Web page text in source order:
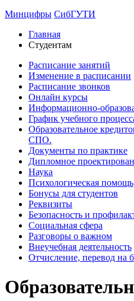
Минцифры СибГУТИ
Главная
Студентам
Расписание занятий
Изменение в расписании
Расписание звонков
Онлайн курсы
Информационно-
График учебного
Образовательное
СПО.
Документы по практике
Дипломное
Наука
Психологическая помощь
Бонусы для студентов
Реквизиты
Безопасность и
Социальная сфера
Разговоры о важном
Внеучебная деятельность
Отчисление, перевод на